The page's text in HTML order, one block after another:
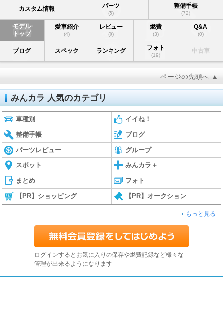
カスタム情報 パーツ
(5)
整備手帳
(72)
モデル
トップ
愛車紹介
(4)
レビュー
(0)
燃費
(3)
Q&A
(0)
ブログ スペック ランキング フォト
(19)
中古車
ページの先頭へ ▲
みんカラ 人気のカテゴリ
車種別 イイね！
整備手帳 ブログ
パーツレビュー グループ
スポット みんカラ＋
まとめ フォト
【PR】ショッピング 【PR】オークション
もっと見る
ログインするとお気に入りの保存や燃費記録など様々な
管理が出来るようになります